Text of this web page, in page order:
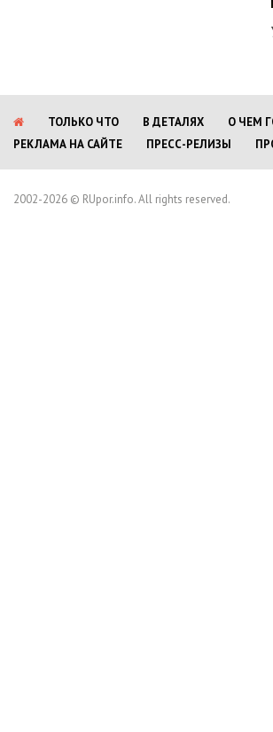
ТОЛЬКО ЧТО В ДЕТАЛЯХ О ЧЕМ
РЕКЛАМА НА САЙТЕ
ПРЕСС-РЕЛИЗЫ
2002-2026 © RUpor.info. All rights reserved.